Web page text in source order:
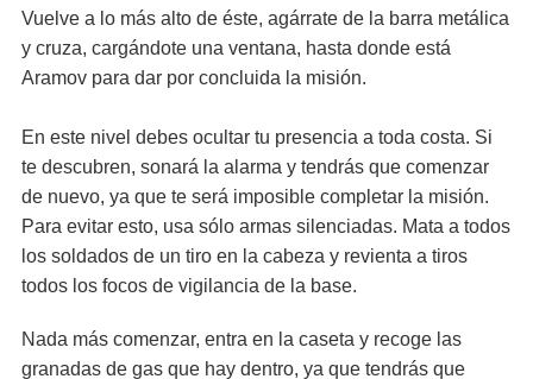
Vuelve a lo más alto de éste, agárrate de la barra metálica
y cruza, cargándote una ventana, hasta donde está
Aramov para dar por concluida la misión.
En este nivel debes ocultar tu presencia a toda costa. Si
te descubren, sonará la alarma y tendrás que comenzar
de nuevo, ya que te será imposible completar la misión.
Para evitar esto, usa sólo armas silenciadas. Mata a todos
los soldados de un tiro en la cabeza y revienta a tiros
todos los focos de vigilancia de la base.
Nada más comenzar, entra en la caseta y recoge las
granadas de gas que hay dentro, ya que tendrás que